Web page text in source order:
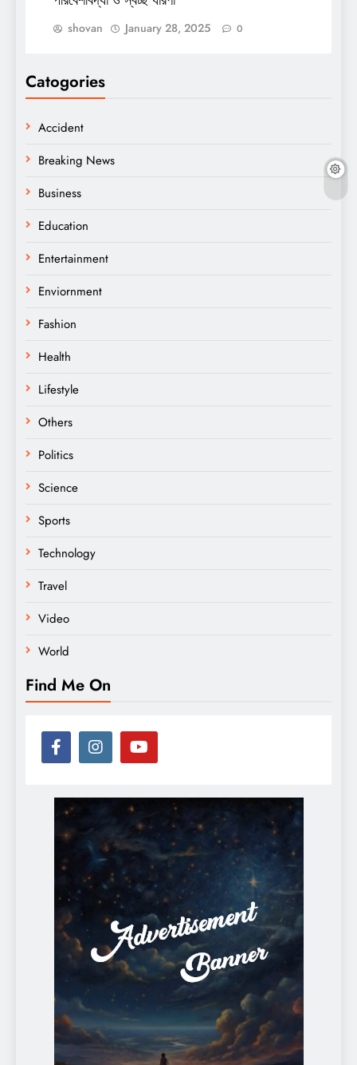
shovan January 28, 2025 0
Catogories
Accident
Breaking News
Business
Education
Entertainment
Enviornment
Fashion
Health
Lifestyle
Others
Politics
Science
Sports
Technology
Travel
Video
World
Find Me On